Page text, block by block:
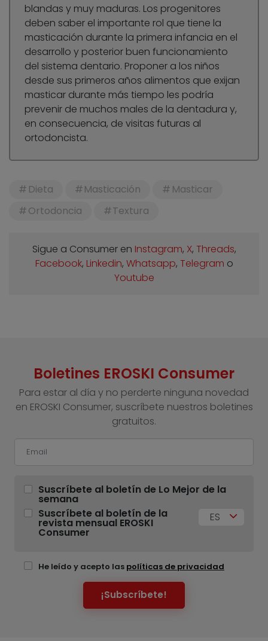
blandas y muy maduras. Los progenitores
deben saber el importante rol que tiene la
masticación durante la primera infancia en el
desarrollo y posterior buen funcionamiento
del sistema dentario. Proponer a los niños
desde sus primeros años alimentos que exijan
masticar durante más tiempo les podría
prevenir de muchos males de la dentadura y,
en consecuencia, de visitas futuras al
ortodoncista.
Dieta Masticación
Masticar
Ortodoncia
Textura
Sigue a Consumer en Instagram, X, Threads,
Facebook, Linkedin, Whatsapp, Telegram o
Youtube
Boletines EROSKI Consumer
Para estar al día y no perderte ninguna novedad
en EROSKI Consumer, suscríbete nuestros boletines
gratuitos.
Suscríbete al boletín de Lo Mejor de la
semana
Suscríbete al boletín de la
revista mensual EROSKI
Consumer
ES
He leído y acepto las políticas de privacidad
¡Subscríbete!